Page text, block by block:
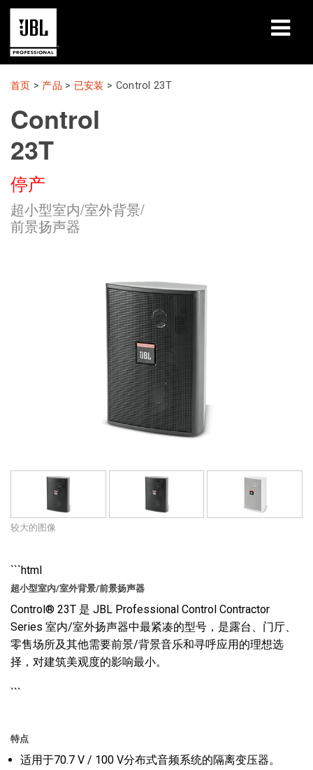
产品
案例研究
学习课程
培训
关于
首页 > 产品 > 已安装 > Control 23T
Control
23T
停产
超小型室内/室外背景/
前景扬声器
较大的图像
```html
超小型室内/室外背景/前景扬声器
Control® 23T 是 JBL Professional Control Contractor
Series 室内/室外扬声器中最紧凑的型号，是露台、门厅、
零售场所及其他需要前景/背景音乐和寻呼应用的理想选
择，对建筑美观度的影响最小。
```
特点
适用于70.7 V / 100 V分布式音频系统的隔离变压器。